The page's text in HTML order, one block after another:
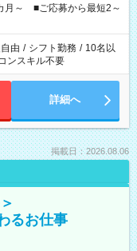
ご希望を教えてください
計で週40時間を超える場
月～ ■ご応募から最短2～
由 / シフト勤務 / 10名以
ンスキル不要
詳細へ
掲載日：2026.08.06
るお仕事